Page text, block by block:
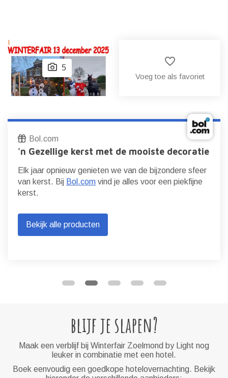
5
favorite_border
Voeg toe als favoriet
Bol.com
'n Gezellige kerst met de mooiste decoratie
Elk jaar opnieuw genieten we van de bijzondere sfeer
van kerst. Bij Bol.com vind je alles voor een piekfijne
kerst.
Bekijk alle producten
blijf je slapen?
Maak een verblijf bij Winterfair Zoelmond by Light nog
leuker in combinatie met een hotel.
Boek eenvoudig een goedkope hotelovernachting. Bekijk